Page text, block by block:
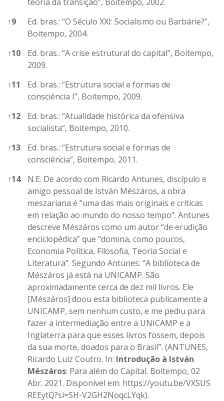
↑9
Ed. bras.: “O Século XXI: Socialismo ou Barbárie?”,
Boitempo, 2004.
↑10
Ed. bras.: “A crise estrutural do capital”, Boitempo,
2009.
↑11
Ed. bras.: “Estrutura social e formas de
consciência I”, Boitempo, 2009.
↑12
Ed. bras.: “Atualidade histórica da ofensiva
socialista”, Boitempo, 2010.
↑13
Ed. bras.: “Estrutura social e formas de
consciência”, Boitempo, 2011.
↑14
N.E. De acordo com Ricardo Antunes, discípulo e
amigo pessoal de István Mészáros, a obra
meszariana é “uma das mais originais e críticas
em relação ao mundo do nosso tempo”. Antunes
descreve Mészáros como um autor “de erudição
enciclopédica” que “domina, como poucos,
Economia Política, Filosofia, Teoria Social e
Literatura”. Segundo Antunes: “A biblioteca de
Mészáros já está na UNICAMP. São
aproximadamente cerca de dez mil livros. Ele
[Mészáros] doou esta biblioteca publicamente a
UNICAMP, sem nenhum custo, e me pediu para
fazer a intermediação entre a UNICAMP e a
Inglaterra para que esses livros fossem, depois
da sua morte, doados para o Brasil”. (ANTUNES,
Ricardo Luiz Coutro. In: Introdução à István
Mészáros: Para além do Capital. Boitempo, 02
Abr. 2021. Disponível em: https://youtu.be/VXSUS
REEytQ?si=SH-V2GH2NoqcLYqk).